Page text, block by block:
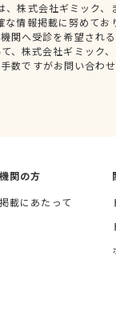
、株式会社ギミック
な情報掲載に努めて
関へ受診を希望され
、株式会社ギミック
数ですがお問い合わ
関の方
載にあたって